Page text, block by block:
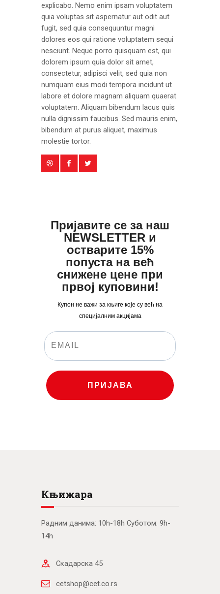
explicabo. Nemo enim ipsam voluptatem
quia voluptas sit aspernatur aut odit aut
fugit, sed quia consequuntur magni
dolores eos qui ratione voluptatem sequi
nesciunt. Neque porro quisquam est, qui
dolorem ipsum quia dolor sit amet,
consectetur, adipisci velit, sed quia non
numquam eius modi tempora incidunt ut
labore et dolore magnam aliquam quaerat
voluptatem. Aliquam bibendum lacus quis
nulla dignissim faucibus. Sed mauris enim,
bibendum at purus aliquet, maximus
molestie tortor.
Пријавите се за наш
NEWSLETTER и
остварите 15%
попуста на већ
снижене цене при
првој куповини!
Купон не важи за књиге које су већ на
специјалним акцијама
ПРИЈАВА
Књижара
Радним данима: 10h-18h Суботом: 9h-
14h
Скадарска 45
cetshop@cet.co.rs